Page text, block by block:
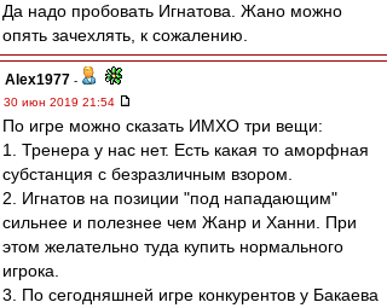
Да надо пробовать Игнатова. Жано можно
опять зачехлять, к сожалению.
Alex1977 -
30 июн 2019 21:54
По игре можно сказать ИМХО три вещи:
1. Тренера у нас нет. Есть какая то аморфная
субстанция с безразличным взором.
2. Игнатов на позиции "под нападающим"
сильнее и полезнее чем Жанр и Ханни. При
этом желательно туда купить нормального
игрока.
3. По сегодняшней игре конкурентов у Бакаева